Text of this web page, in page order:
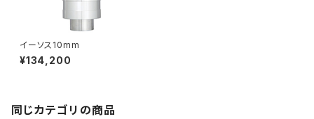
イーソス10mm
¥134,200
同じカテゴリの商品